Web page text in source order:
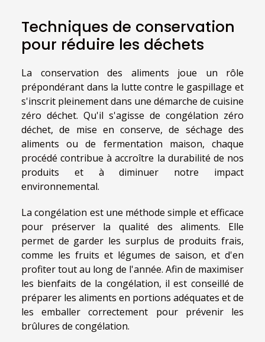
Techniques de conservation
pour réduire les déchets
La conservation des aliments joue un rôle
prépondérant dans la lutte contre le gaspillage et
s'inscrit pleinement dans une démarche de cuisine
zéro déchet. Qu'il s'agisse de congélation zéro
déchet, de mise en conserve, de séchage des
aliments ou de fermentation maison, chaque
procédé contribue à accroître la durabilité de nos
produits et à diminuer notre impact
environnemental.
La congélation est une méthode simple et efficace
pour préserver la qualité des aliments. Elle
permet de garder les surplus de produits frais,
comme les fruits et légumes de saison, et d'en
profiter tout au long de l'année. Afin de maximiser
les bienfaits de la congélation, il est conseillé de
préparer les aliments en portions adéquates et de
les emballer correctement pour prévenir les
brûlures de congélation.